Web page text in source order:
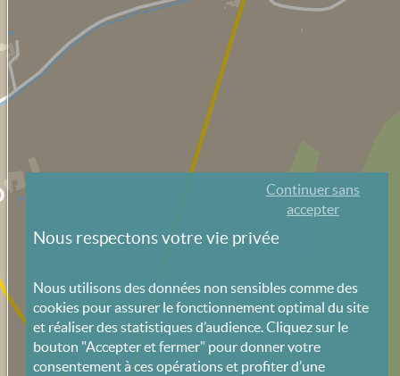
Continuer sans
accepter
Nous respectons votre vie privée
Nous utilisons des données non sensibles comme des
cookies pour assurer le fonctionnement optimal du site
et réaliser des statistiques d’audience. Cliquez sur le
bouton "Accepter et fermer" pour donner votre
consentement à ces opérations et profiter d’une